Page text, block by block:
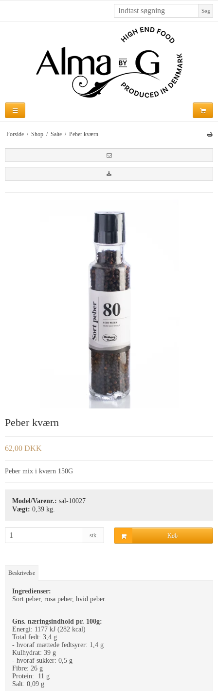
Søg
Forside / Shop / Salte / Peber kværn
Peber kværn
62,00 DKK
Peber mix i kværn 150G
Model/Varenr.: sal-10027
Vægt: 0,39 kg.
stk. Køb
Beskrivelse
Ingredienser:
Sort peber, rosa peber, hvid peber.
Gns. næringsindhold pr. 100g:
Energi: 1177 kJ (282 kcal)
Total fedt: 3,4 g
- hvoraf mættede fedtsyrer: 1,4 g
Kulhydrat: 39 g
- hvoraf sukker: 0,5 g
Fibre: 26 g
Protein: 11 g
Salt: 0,09 g